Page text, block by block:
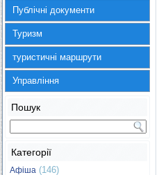
Публічні документи
Туризм
туристичні маршрути
Управління
Пошук
Категорії
Афіша (146)